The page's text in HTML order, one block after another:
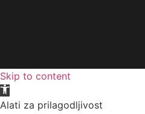
Skip to content
Open toolbar
Alati za prilagodljivost